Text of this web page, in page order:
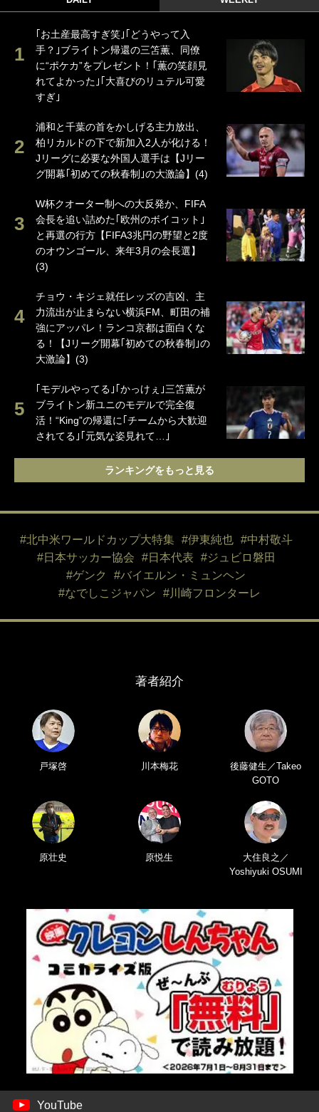
｢お土産最高すぎ笑｣｢どうやって入
手？｣ブライトン帰還の三笘薫、同僚
に“ポケカ”をプレゼント！｢薫の笑顔見
れてよかった｣｢大喜びのリュテル可愛
すぎ｣
浦和と千葉の首をかしげる主力放出、
柏リカルドの下で新加入2人が化ける！
Jリーグに必要な外国人選手は【Jリー
グ開幕｢初めての秋春制｣の大激論】(4)
W杯クオーター制への大反発か、FIFA
会長を追い詰めた｢欧州のボイコット｣
と再選の行方【FIFA3兆円の野望と2度
のオウンゴール、来年3月の会長選】
(3)
チョウ・キジェ就任レッズの吉凶、主
力流出が止まらない横浜FM、町田の補
強にアッパレ！ランコ京都は面白くな
る！【Jリーグ開幕｢初めての秋春制｣の
大激論】(3)
｢モデルやってる｣｢かっけぇ｣三笘薫が
ブライトン新ユニのモデルで完全復
活！“King”の帰還に｢チームから大歓迎
されてる｣｢元気な姿見れて…｣
ランキングをもっと見る
#北中米ワールドカップ大特集 #伊東純也
#中村敬斗
#日本サッカー協会
#日本代表
#ジュビロ磐田
#ゲンク
#バイエルン・ミュンヘン
#なでしこジャパン
#川崎フロンターレ
著者紹介
戸塚啓 川本梅花
後藤健生／Takeo
GOTO
原壮史 原悦生
大住良之／
Yoshiyuki OSUMI
YouTube